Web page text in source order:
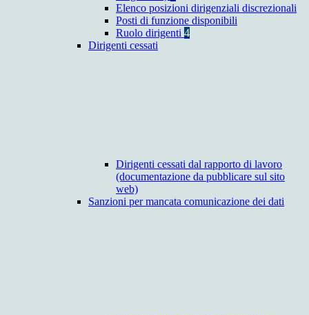
Elenco posizioni dirigenziali discrezionali
Posti di funzione disponibili
Ruolo dirigenti 4
Dirigenti cessati
Dirigenti cessati dal rapporto di lavoro
(documentazione da pubblicare sul sito
web)
Sanzioni per mancata comunicazione dei dati